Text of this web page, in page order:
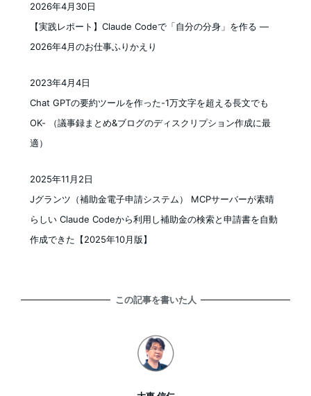
【実践レポート】Claude Codeで「自分の分身」を作る —
2026年4月のお仕事ふりかえり
2026年4月30日
Chat GPTの要約ツールを作った-1万文字を超える長文でも
OK- （議事録まとめ&ブログのディスクリプション作成に最
適）
2023年4月4日
Jグランツ（補助金電子申請システム） MCPサーバーが素晴
らしい Claude Codeから利用し補助金の検索と申請書を自動
作成できた【2025年10月版】
2025年11月2日
この記事を書いた人